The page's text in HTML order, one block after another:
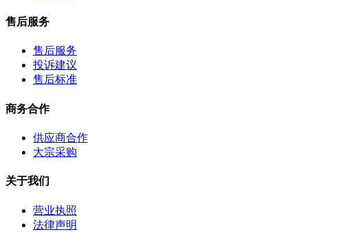
售后服务
售后服务
投诉建议
售后标准
商务合作
供应商合作
大宗采购
关于我们
营业执照
法律声明